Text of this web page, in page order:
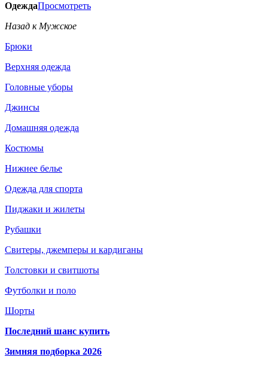
ОдеждаПросмотреть
Назад к Мужское
Брюки
Верхняя одежда
Головные уборы
Джинсы
Домашняя одежда
Костюмы
Нижнее белье
Одежда для спорта
Пиджаки и жилеты
Рубашки
Свитеры, джемперы и кардиганы
Толстовки и свитшоты
Футболки и поло
Шорты
Последний шанс купить
Зимняя подборка 2026